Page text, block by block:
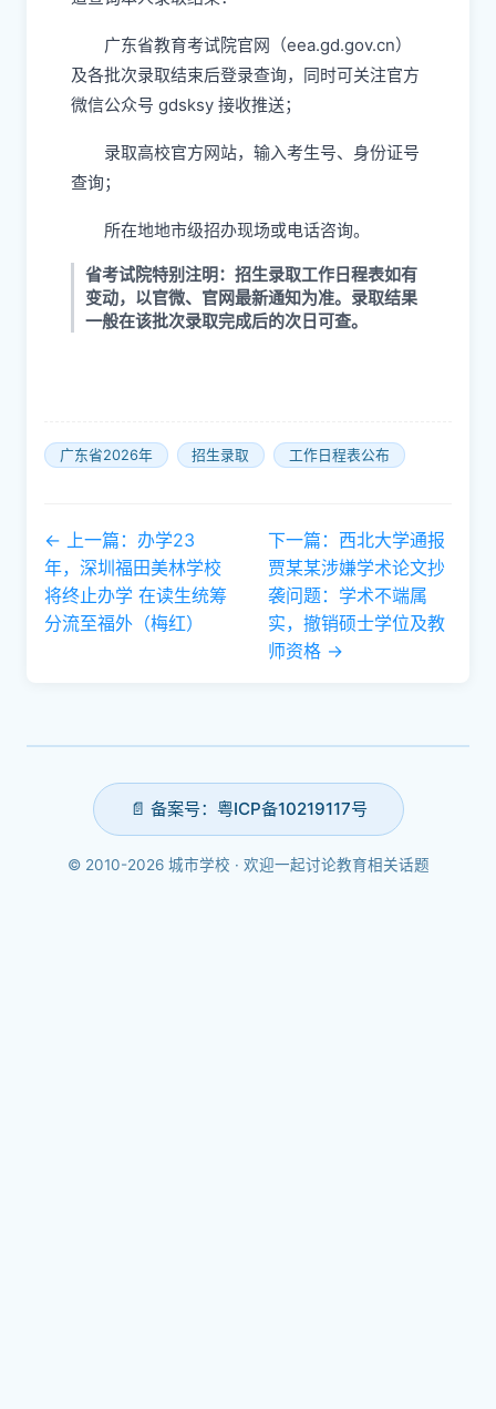
广东省教育考试院官网（eea.gd.gov.cn）
及各批次录取结束后登录查询，同时可关注官方
微信公众号 gdsksy​ 接收推送；
录取高校官方网站，输入考生号、身份证号
查询；
所在地地市级招办现场或电话咨询。
省考试院特别注明：招生录取工作日程表如有
变动，以官微、官网最新通知为准。录取结果
一般在该批次录取完成后的次日可查。
广东省2026年 招生录取 工作日程表公布
← 上一篇：办学23
年，深圳福田美林学校
将终止办学 在读生统筹
分流至福外（梅红）
下一篇：西北大学通报
贾某某涉嫌学术论文抄
袭问题：学术不端属
实，撤销硕士学位及教
师资格 →
📄 备案号：粤ICP备10219117号
© 2010-2026 城市学校 · 欢迎一起讨论教育相关话题